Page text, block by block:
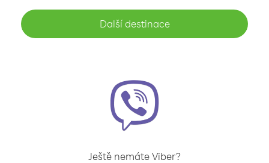
Další destinace
Ještě nemáte Viber?